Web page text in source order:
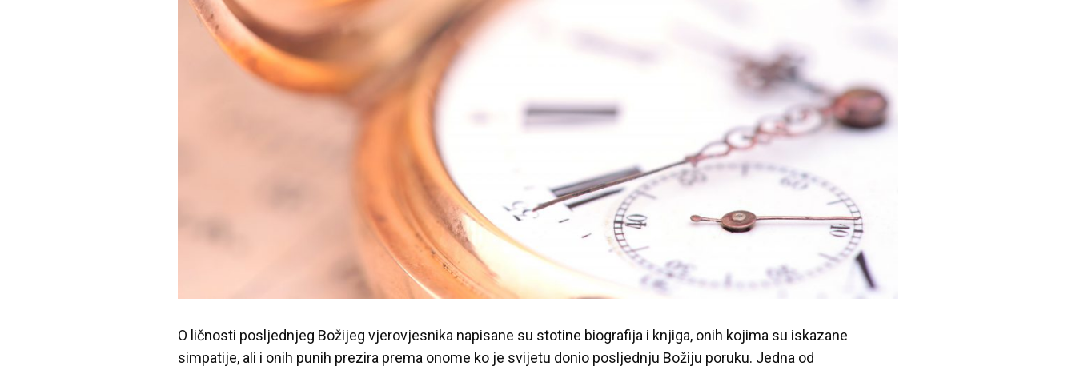
O ličnosti posljednjeg Božijeg vjerovjesnika napisane su stotine biografija i knjiga, onih kojima su iskazane
simpatije, ali i onih punih prezira prema onome ko je svijetu donio posljednju Božiju poruku. Jedna od